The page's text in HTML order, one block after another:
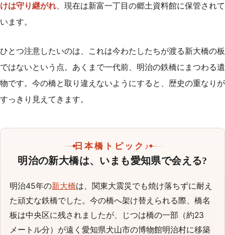
けは守り継がれ、現在は新富一丁目の郷土資料館に保管されて
います。
ひとつ注意したいのは、これは今わたしたちが渡る新大橋の板
ではないという点。あくまで一代前、明治の鉄橋にまつわる遺
物です。今の橋と取り違えないようにすると、歴史の重なりが
すっきり見えてきます。
日本橋トピック♪
明治の新大橋は、いまも愛知県で会える?
明治45年の新大橋は、関東大震災でも焼け落ちずに耐え
た頑丈な鉄橋でした。今の橋へ架け替えられる際、橋名
板は中央区に残されましたが、じつは橋の一部（約23
メートル分）が遠く愛知県犬山市の博物館明治村に移築